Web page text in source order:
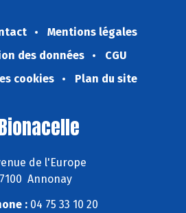
Mentions légales
des données
CGU
cookies
Plan du site
de l'Europe
Annonay
: 04 75 33 10 20